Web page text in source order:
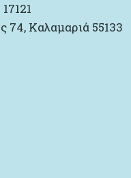
74, Καλαμαριά 55133